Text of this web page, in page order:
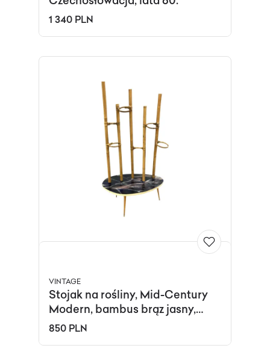
1 340 PLN
VINTAGE
Stojak na rośliny, Mid-Century
Modern, bambus brąz jasny,
Niemcy, lata 70.
850 PLN